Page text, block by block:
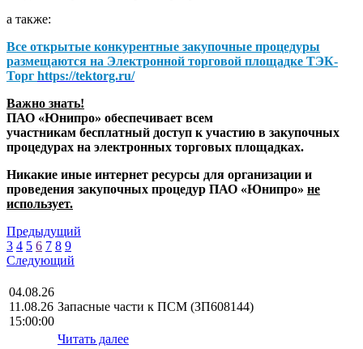
а также:
Все открытые конкурентные закупочные процедуры
размещаются на Электронной торговой площадке ТЭК-
Торг https://tektorg.ru/
Важно знать!
ПАО «Юнипро» обеспечивает всем
участникам бесплатный доступ к участию в закупочных
процедурах на электронных торговых площадках.
Никакие иные интернет ресурсы для организации и
проведения закупочных процедур ПАО «Юнипро» не
использует.
Предыдущий
3 4 5 6 7 8 9
Следующий
04.08.26
11.08.26
15:00:00
Запасные части к ПСМ (ЗП608144)
Читать далее